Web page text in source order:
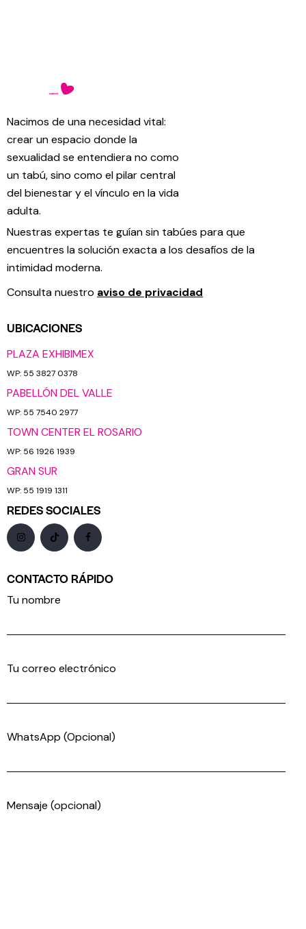
Nacimos de una necesidad vital:
crear un espacio donde la
sexualidad se entendiera no como
un tabú, sino como el pilar central
del bienestar y el vínculo en la vida
adulta.
Nuestras expertas te guían sin tabúes para que
encuentres la solución exacta a los desafíos de la
intimidad moderna.
Consulta nuestro aviso de privacidad
UBICACIONES
PLAZA EXHIBIMEX
WP: 55 3827 0378
PABELLÓN DEL VALLE
WP: 55 7540 2977
TOWN CENTER EL ROSARIO
WP: 56 1926 1939
GRAN SUR
WP: 55 1919 1311
REDES SOCIALES
CONTACTO RÁPIDO
Tu nombre
Tu correo electrónico
WhatsApp (Opcional)
Mensaje (opcional)